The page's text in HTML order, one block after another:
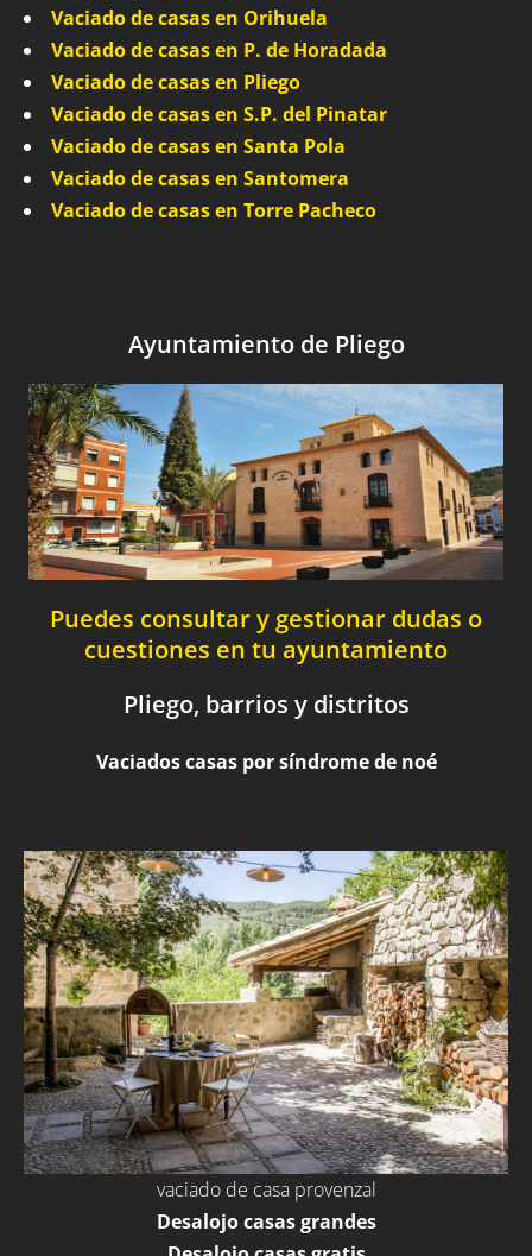
Vaciado de casas en Orihuela
Vaciado de casas en P. de Horadada
Vaciado de casas en Pliego
Vaciado de casas en S.P. del Pinatar
Vaciado de casas en Santa Pola
Vaciado de casas en Santomera
Vaciado de casas en Torre Pacheco
Ayuntamiento de Pliego
Puedes consultar y gestionar dudas o
cuestiones en tu ayuntamiento
Pliego, barrios y distritos
Vaciados casas por síndrome de noé
vaciado de casa provenzal
Desalojo casas grandes